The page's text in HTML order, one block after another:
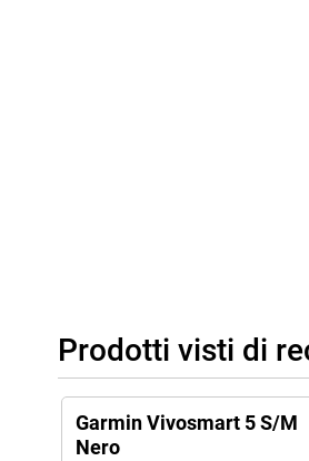
Prodotti visti di
Garmin Vivosmart 5 S/M
Nero